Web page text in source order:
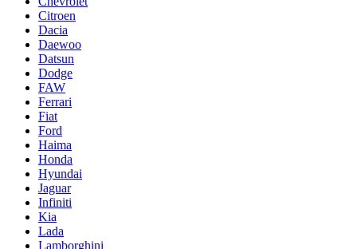
Citroen
Dacia
Daewoo
Datsun
Dodge
FAW
Ferrari
Fiat
Ford
Haima
Honda
Hyundai
Jaguar
Infiniti
Kia
Lada
Lamborghini